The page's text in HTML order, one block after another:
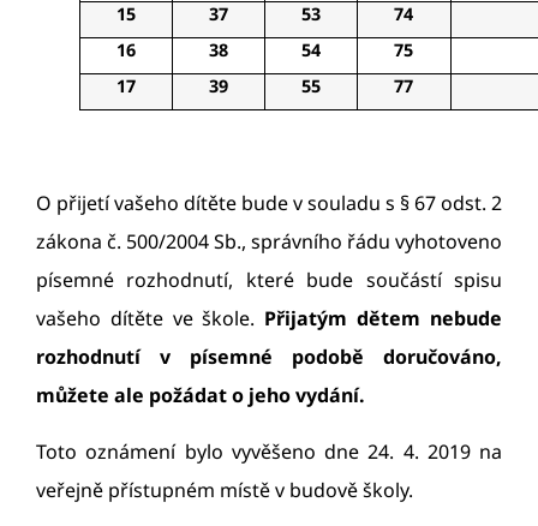
15
37 53
74
16
38 54
75
17
39 55 77
O přijetí vašeho dítěte bude v souladu s § 67 odst. 2
zákona č. 500/2004 Sb., správního řádu vyhotoveno
písemné rozhodnutí, které bude součástí spisu
vašeho dítěte ve škole. Přijatým dětem nebude
rozhodnutí v písemné podobě doručováno,
můžete ale požádat o jeho vydání.
Toto oznámení bylo vyvěšeno dne 24. 4. 2019 na
veřejně přístupném místě v budově školy.